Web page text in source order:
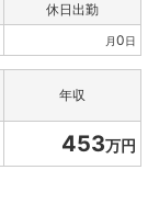
休日出勤
月0日
年収
453万円